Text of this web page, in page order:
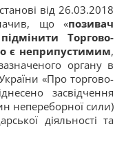
від 26.03.2018
що «позивач
Торгово-
є неприпустимим,
органу в
«Про торгово-
засвідчення
непереборної сили)
діяльності та